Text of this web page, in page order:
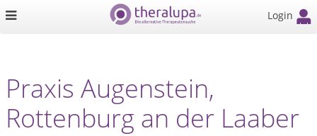
Login
Praxis Augenstein,
Rottenburg an der Laaber